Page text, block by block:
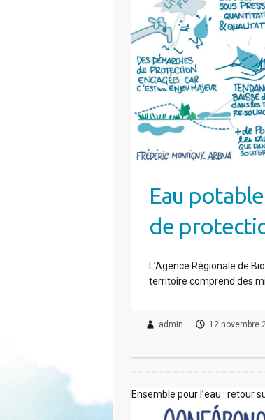
Eau
de
L’Agence Régionale de
territoire comprend des
admin 12 novembre
Ensemble pour l’eau : retour